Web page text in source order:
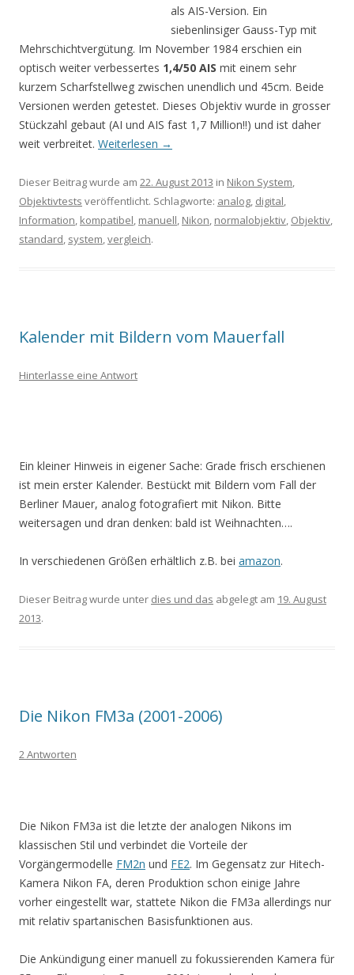
als AIS-Version. Ein
siebenlinsiger Gauss-Typ mit
Mehrschichtvergütung. Im November 1984 erschien ein
optisch weiter verbessertes 1,4/50 AIS mit einem sehr
kurzem Scharfstellweg zwischen unendlich und 45cm. Beide
Versionen werden getestet. Dieses Objektiv wurde in grosser
Stückzahl gebaut (AI und AIS fast 1,7 Million!!) und ist daher
weit verbreitet. Weiterlesen →
Dieser Beitrag wurde am 22. August 2013 in Nikon System,
Objektivtests veröffentlicht. Schlagworte: analog, digital,
Information, kompatibel, manuell, Nikon, normalobjektiv, Objektiv,
standard, system,vergleich.
Kalender mit Bildern vom Mauerfall
Hinterlasse eine Antwort
Ein kleiner Hinweis in eigener Sache: Grade frisch erschienen
ist mein erster Kalender. Bestückt mit Bildern vom Fall der
Berliner Mauer, analog fotografiert mit Nikon. Bitte
weitersagen und dran denken: bald ist Weihnachten….
In verschiedenen Größen erhältlich z.B. bei amazon.
Dieser Beitrag wurde unter dies und das abgelegt am 19. August
2013.
Die Nikon FM3a (2001-2006)
2 Antworten
Die Nikon FM3a ist die letzte der analogen Nikons im
klassischen Stil und verbindet die Vorteile der
Vorgängermodelle FM2n und FE2. Im Gegensatz zur Hitech-
Kamera Nikon FA, deren Produktion schon einige Jahre
vorher eingestellt war, stattete Nikon die FM3a allerdings nur
mit relativ spartanischen Basisfunktionen aus.
Die Ankündigung einer manuell zu fokussierenden Kamera für